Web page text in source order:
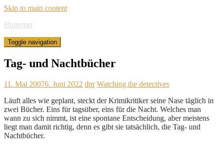
Skip to main content
Hinternet
Toggle navigation
Tag- und Nachtbücher
11. Mai 20076. Juni 2022 dpr Watching the detectives
Läuft alles wie geplant, steckt der Krimikritiker seine Nase täglich in
zwei Bücher. Eins für tagsüber, eins für die Nacht. Welches man
wann zu sich nimmt, ist eine spontane Entscheidung, aber meistens
liegt man damit richtig, denn es gibt sie tatsächlich, die Tag- und
Nachtbücher.